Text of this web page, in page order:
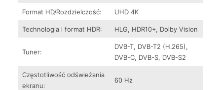
Format HD/Rozdzielczość: UHD 4K
Technologia i format HDR: HLG, HDR10+, Dolby Vision
Tuner:
DVB-T, DVB-T2 (H.265),
DVB-C, DVB-S, DVB-S2
Częstotliwość odświeżania
ekranu:
60 Hz